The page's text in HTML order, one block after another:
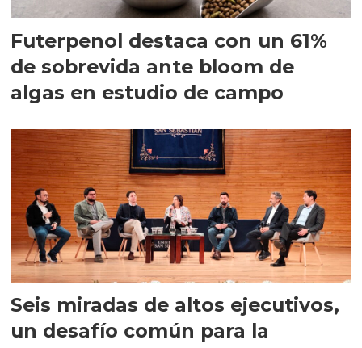
Futerpenol destaca con un 61%
de sobrevida ante bloom de
algas en estudio de campo
Seis miradas de altos ejecutivos,
un desafío común para la